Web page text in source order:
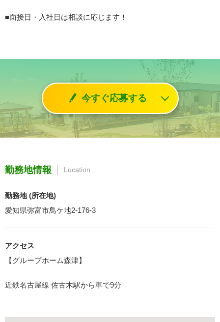
■面接日・入社日は相談に応じます！
今すぐ応募する
勤務地情報 Location
勤務地 (所在地)
愛知県弥富市鳥ケ地2-176-3
アクセス
【グループホーム森津】
近鉄名古屋線 佐古木駅から車で9分